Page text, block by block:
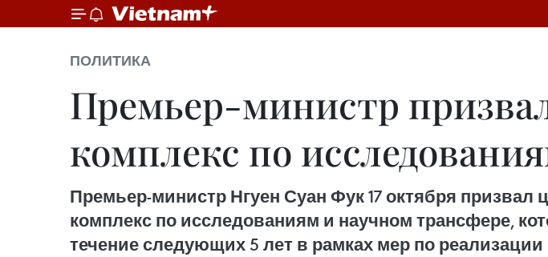
ПОЛИТИКА
Премьер-министр
комплекс по
Премьер-министр Нгуен Суан Фук 17 октября
комплекс по исследованиям и научном трансфере,
течение следующих 5 лет в рамках мер по